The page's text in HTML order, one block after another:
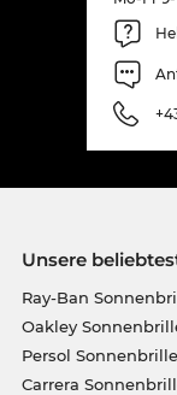
Unsere
Ray-Ban
Oakley
Persol
Carrera